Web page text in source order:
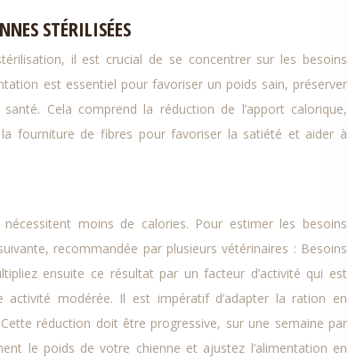
STÉRILISÉES
il est crucial de se concentrer sur les besoins
est essentiel pour favoriser un poids sain, préserver
Cela comprend la réduction de l’apport calorique,
fourniture de fibres pour favoriser la satiété et aider à
moins de calories. Pour estimer les besoins
recommandée par plusieurs vétérinaires : Besoins
ensuite ce résultat par un facteur d’activité qui est
modérée. Il est impératif d’adapter la ration en
réduction doit être progressive, sur une semaine par
le poids de votre chienne et ajustez l’alimentation en